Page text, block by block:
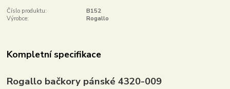
Číslo produktu:
B152
Výrobce:
Rogallo
Kompletní specifikace
Rogallo bačkory pánské 4320-009